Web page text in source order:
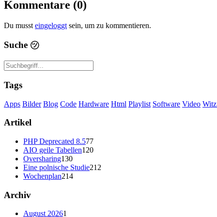
Kommentare (0)
Du musst eingeloggt sein, um zu kommentieren.
Suche ㋡
Tags
Apps Bilder Blog Code Hardware Html Playlist Software Video
Artikel
PHP Deprecated 8.577
AIO geile Tabellen120
Oversharing130
Eine polnische Studie212
Wochenplan214
Archiv
August 20261